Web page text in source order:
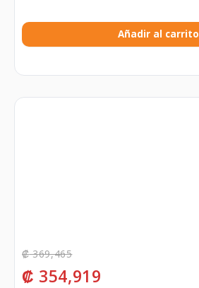
Añadir al carrito
₡369,465
₡ 354,919